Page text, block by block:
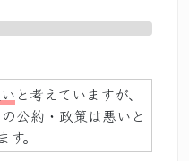
と考えていますが、
公約・政策は悪いと
。